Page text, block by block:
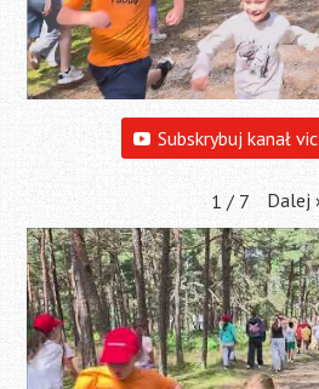
Subskrybuj kanał
1 / 7 Dalej